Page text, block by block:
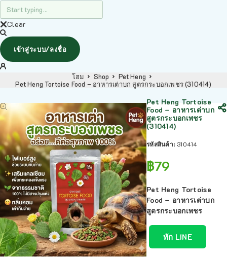
Clear
เข้าสู่ระบบ/ลงชื่อ
โฮม Shop
Pet Heng
Pet Heng Tortoise Food – อาหารเต่าบก สูตรกระบอกเพชร (310414)
Pet Heng Tortoise
Food – อาหารเต่าบก
สูตรกระบอกเพชร
(310414)
รหัสสินค้า: 310414
฿79
Pet Heng Tortoise
Food – อาหารเต่าบก
สูตรกระบอกเพชร
ทัก LINE